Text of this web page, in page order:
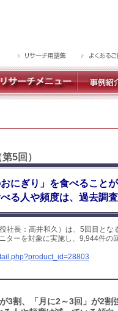
5回）
にぎり」を食べること
る人や頻度は、過去調
社長：高井和久）は、5回目とな
ーを対象に実施し、9,944件の
3割、「月に2～3回」が2割